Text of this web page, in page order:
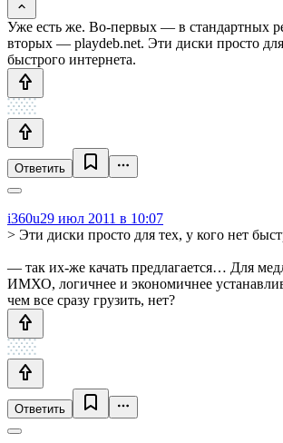
Уже есть же. Во-первых — в стандартных
вторых — playdeb.net. Эти диски просто для
быстрого интернета.
Ответить
i360u29 июл 2011 в 10:07
> Эти диски просто для тех, у кого нет
— так их-же качать предлагается… Для
ИМХО, логичнее и экономичнее
чем все сразу грузить, нет?
Ответить